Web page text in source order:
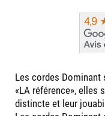
Les cordes
«LA référence», elles
distincte et leur